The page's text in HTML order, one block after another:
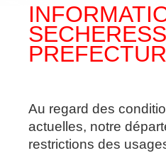
Au regard des
actuelles, notre
restrictions des